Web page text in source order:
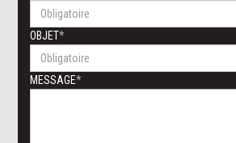
OBJET
MESSAGE